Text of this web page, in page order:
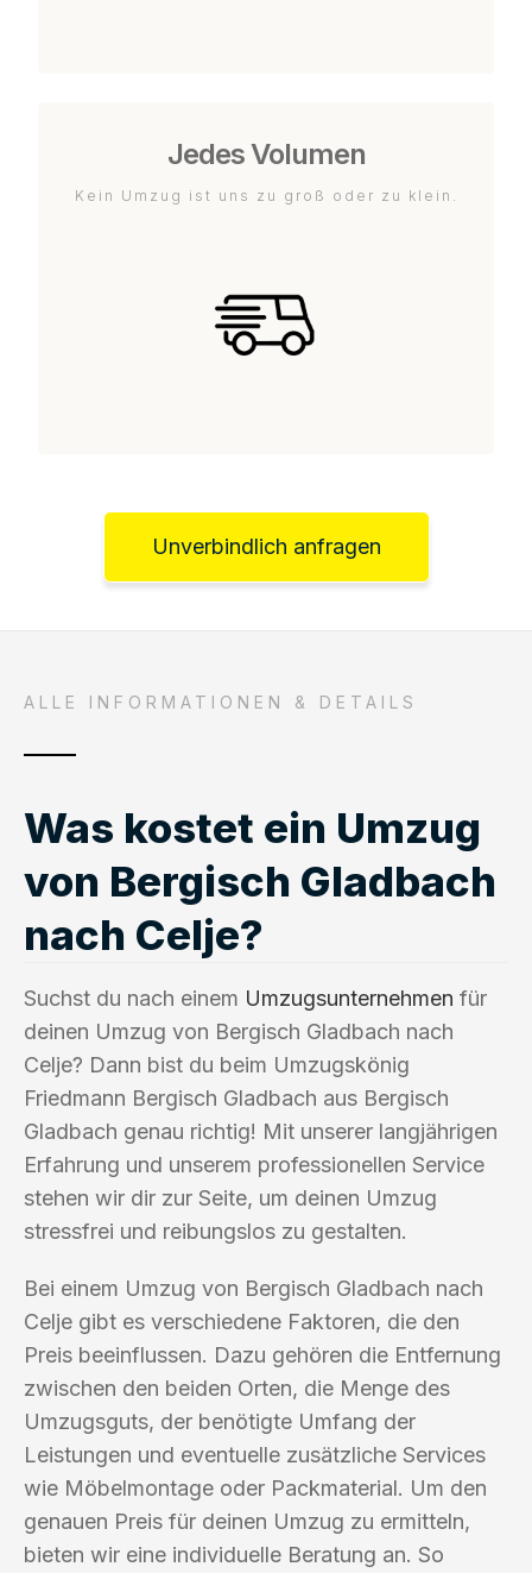
Jedes Volumen
Kein Umzug ist uns zu groß oder zu klein.
Unverbindlich anfragen
ALLE INFORMATIONEN & DETAILS
Was kostet ein Umzug
von Bergisch Gladbach
nach Celje?
Suchst du nach einem Umzugsunternehmen für
deinen Umzug von Bergisch Gladbach nach
Celje? Dann bist du beim Umzugskönig
Friedmann Bergisch Gladbach aus Bergisch
Gladbach genau richtig! Mit unserer langjährigen
Erfahrung und unserem professionellen Service
stehen wir dir zur Seite, um deinen Umzug
stressfrei und reibungslos zu gestalten.
Bei einem Umzug von Bergisch Gladbach nach
Celje gibt es verschiedene Faktoren, die den
Preis beeinflussen. Dazu gehören die Entfernung
zwischen den beiden Orten, die Menge des
Umzugsguts, der benötigte Umfang der
Leistungen und eventuelle zusätzliche Services
wie Möbelmontage oder Packmaterial. Um den
genauen Preis für deinen Umzug zu ermitteln,
bieten wir eine individuelle Beratung an. So